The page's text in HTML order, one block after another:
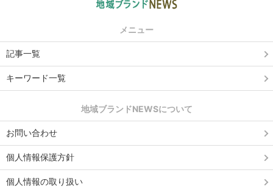
メニュー
記事一覧
キーワード一覧
地域ブランドNEWSについて
お問い合わせ
個人情報保護方針
個人情報の取り扱い